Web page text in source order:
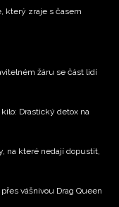
který zraje s časem
žáru se část lidí
Drastický detox na
na které nedají dopustit,
vášnivou Drag Queen